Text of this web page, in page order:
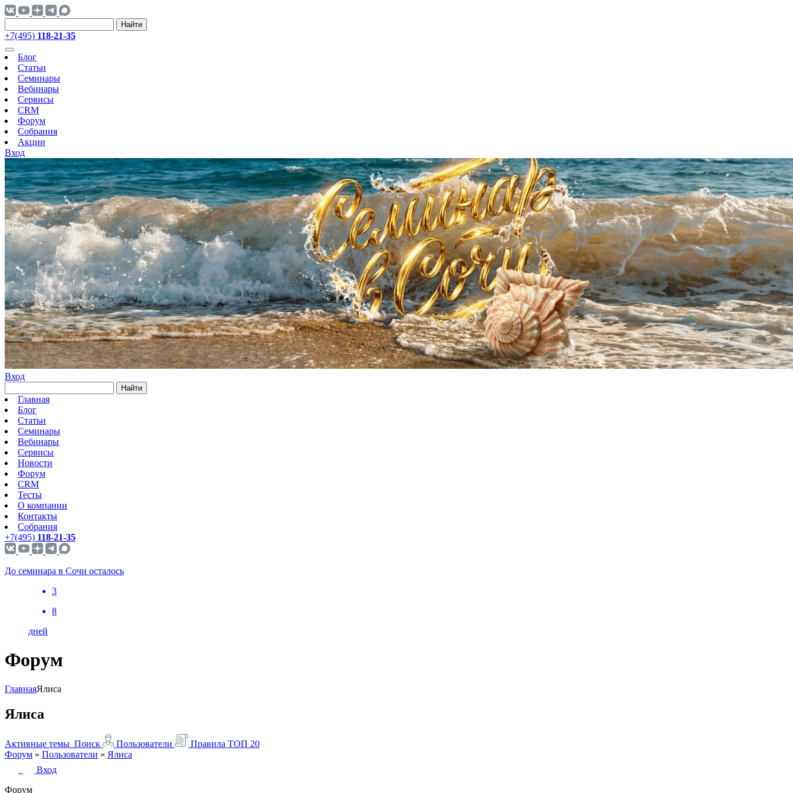
Найти
+7(495) 118-21-35
Блог
Статьи
Семинары
Вебинары
Сервисы
CRM
Форум
Собрания
Акции
Вход
Вход
Найти
Главная
Блог
Статьи
Семинары
Вебинары
Сервисы
Новости
Форум
CRM
Тесты
О компании
Контакты
Собрания
+7(495) 118-21-35
До семинара в Сочи осталось
3
8
дней
Форум
ГлавнаяЯлиса
Ялиса
Активные темы Поиск Пользователи Правила ТОП 20
Форум » Пользователи » Ялиса
Вход
Форум